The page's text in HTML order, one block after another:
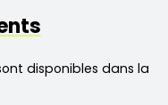
disponibles dans la